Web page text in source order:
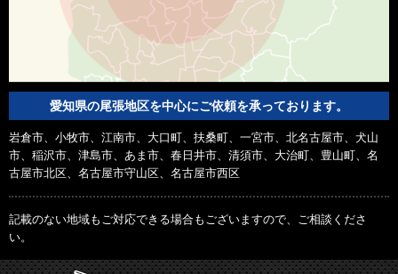
愛知県の尾張地区を中心にご依頼を承っております。
岩倉市、小牧市、江南市、大口町、扶桑町、一宮市、北名古屋市、犬山
市、稲沢市、津島市、あま市、春日井市、清須市、大治町、豊山町、名
古屋市北区、名古屋市守山区、名古屋市西区
記載のない地域もご対応できる場合もございますので、ご相談くださ
い。